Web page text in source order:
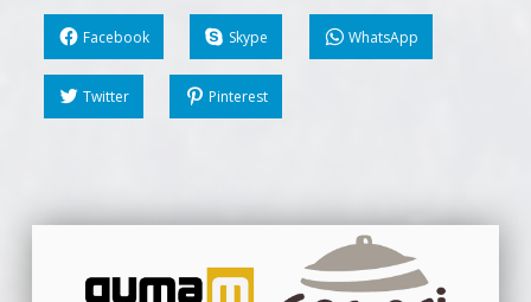
Facebook Skype WhatsApp
Twitter Pinterest